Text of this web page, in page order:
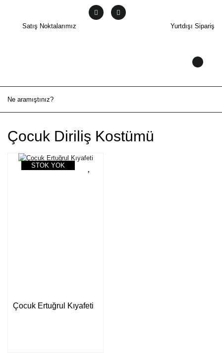
Satış Noktalarımız Yurtdışı Sipariş
Çocuk Diriliş Kostümü
STOK YOK
Çocuk Ertuğrul Kıyafeti